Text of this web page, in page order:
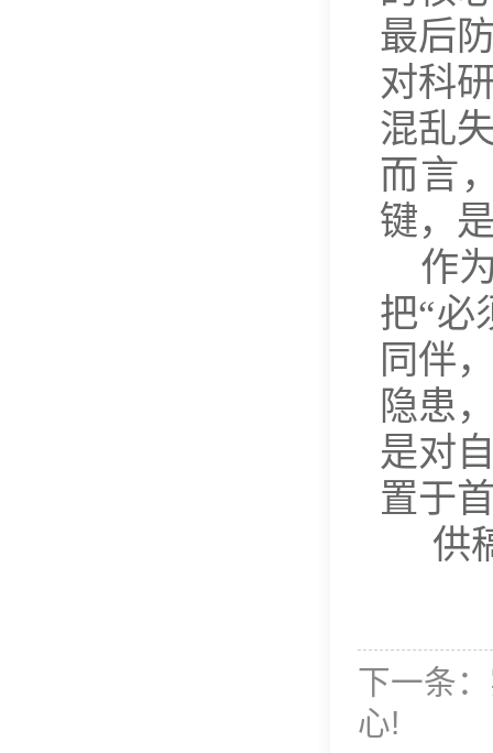
最后
对科
混乱
而言
键，
作
把“必
同伴
隐患
是对
置于
供
下一条：
心!